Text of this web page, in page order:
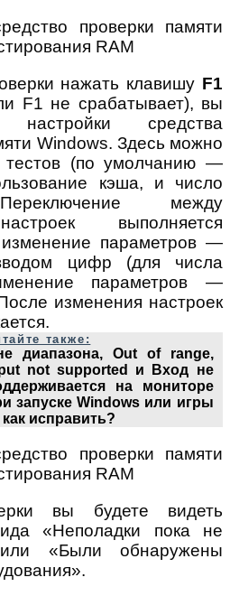
нажать клавишу F1
F1 не срабатывает), вы
средства
Windows. Здесь можно
тестов (по умолчанию —
кэша, и число
между
выполняется
параметров —
цифр (для числа
параметров —
изменения настроек
также:
диапазона, Out of range,
not supported и Вход не
на мониторе
запуске Windows или игры
исправить?
вы будете видеть
«Неполадки пока не
«Были обнаружены